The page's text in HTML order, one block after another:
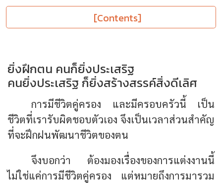
[Contents]
ยิ่งฝึกตน คนก็ยิ่งประเสริฐ
คนยิ่งประเสริฐ ก็ยิ่งสร้างสรรค์สิ่งดีเลิศ
การมีชีวิตคู่ครอง และมีครอบครัวนี้ เป็น
ชีวิตที่เรารับผิดชอบตัวเอง จึงเป็นเวลาส่วนสำคัญ
ที่จะฝึกฝนพัฒนาชีวิตของตน
จึงบอกว่า ต้องมองเรื่องของการแต่งงานนี้
ไม่ใช่แค่การมีชีวิตคู่ครอง แต่หมายถึงการมารวม